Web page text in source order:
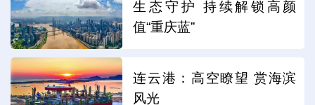
生态守护 持续解锁高颜
值“重庆蓝”
连云港：高空瞭望 赏海滨
风光